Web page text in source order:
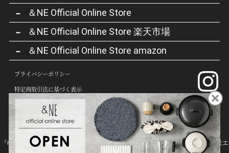
＆NE Official Online Store
＆NE Official Online Store 楽天市場
＆NE Official Online Store amazon
プライバシーポリシー
特定商取引法に基づく表示
『n.elephant』『＆NE』『nikii』『Lava Stone ser.』 『ハレとケ』 は、株式会社エ
ヌ・エレファントの商標または登録商標です。